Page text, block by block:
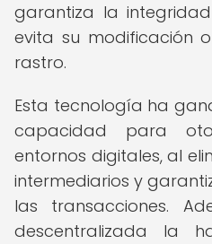
garantiza la
evita su modificación
rastro.
Esta tecnología ha
capacidad para
entornos digitales, al
intermediarios y
las transacciones.
descentralizada la